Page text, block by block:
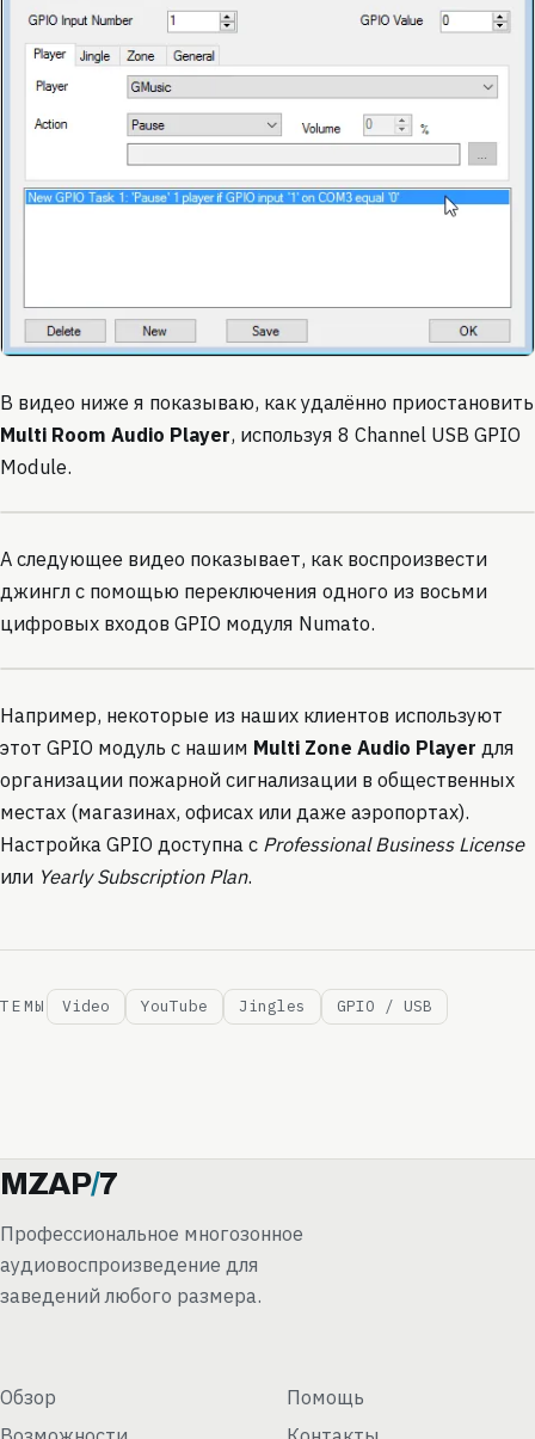
В видео ниже я показываю, как удалённо приостановить
Multi Room Audio Player, используя 8 Channel USB GPIO
Module.
А следующее видео показывает, как воспроизвести
джингл с помощью переключения одного из восьми
цифровых входов GPIO модуля Numato.
Например, некоторые из наших клиентов используют
этот GPIO модуль с нашим Multi Zone Audio Player для
организации пожарной сигнализации в общественных
местах (магазинах, офисах или даже аэропортах).
Настройка GPIO доступна с Professional Business License
или Yearly Subscription Plan.
ТЕМЫ Video YouTube Jingles GPIO / USB
MZAP/7
Профессиональное многозонное
аудиовоспроизведение для
заведений любого размера.
Обзор
Помощь